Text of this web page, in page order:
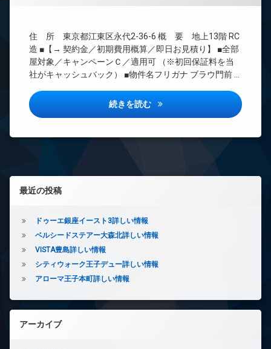
住 所 東京都江東区永代2-36-6 概 要 地上13階 RC
造 ■【→ 契約金／初期費用概算／即日お見積り】 ■全部
屋対象／キャンペーンＣ／適用可 （※初回保証料を当
社がキャッシュバック） ■物件名フリガナ ブラウ門前 …
続きを読む ブラウ門前仲町詳しい情報
CATV
REIT
ラン
ドマ
ン
ン
ー
ネ
ッ
レ
ベ
ー
左サイドバー
最近の投稿
ドゥーエ銀座イースト3詳しい情報
ベルシードステアー大森北詳しい情報
VISTA豊島詳しい情報
シティウォーク王子デュー詳しい情報
アローマ王子本町詳しい情報
アーカイブ